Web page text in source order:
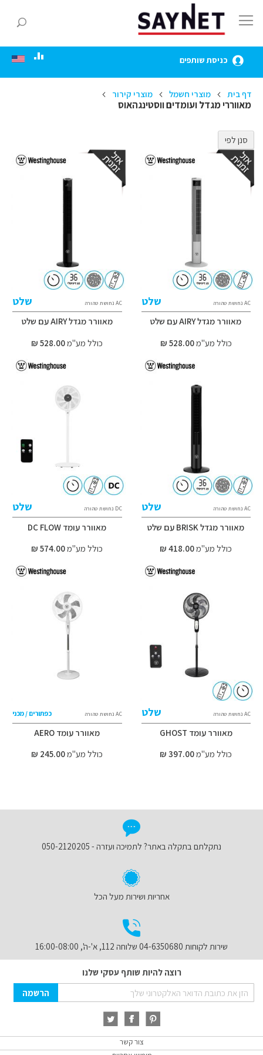
to
Content
כניסת שותפים
דף בית מוצרי חשמל מוצרי קירור
מאווררי מגדל ועומדים ווסטינגהאוס
AC נחושת טהורה שלט
מאוורר מגדל AIRY עם שלט
כולל מע"מ528.00 ₪
AC נחושת טהורה שלט
מאוורר מגדל AIRY עם שלט
כולל מע"מ528.00 ₪
AC נחושת טהורה שלט
מאוורר מגדל BRISK עם שלט
כולל מע"מ418.00 ₪
DC נחושת טהורה שלט
מאוורר עומד DC FLOW
כולל מע"מ574.00 ₪
AC נחושת טהורה שלט
מאוורר עומד GHOST
כולל מע"מ397.00 ₪
AC נחושת טהורה כפתורים / מכני
מאוורר עומד AERO
כולל מע"מ245.00 ₪
סנן לפי
נתקלתם בתקלה באתר? לתמיכה ועזרה - 050-2120205
אחריות ושירות מעל הכל
שירות לקוחות 04-6350680 שלוחה 112, א'-ה', 16:00-08:00
רוצה להיות שותף עסקי שלנו
Sign
Up
Newsletter:
הרשמה
צור קשר